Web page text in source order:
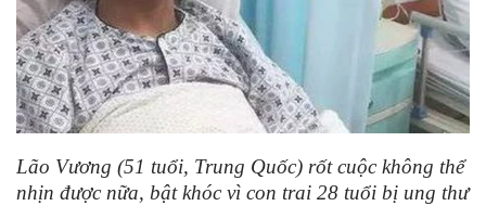
Lão Vương (51 tuổi, Trung Quốc) rốt cuộc không thể
nhịn được nữa, bật khóc vì con trai 28 tuổi bị ung thư